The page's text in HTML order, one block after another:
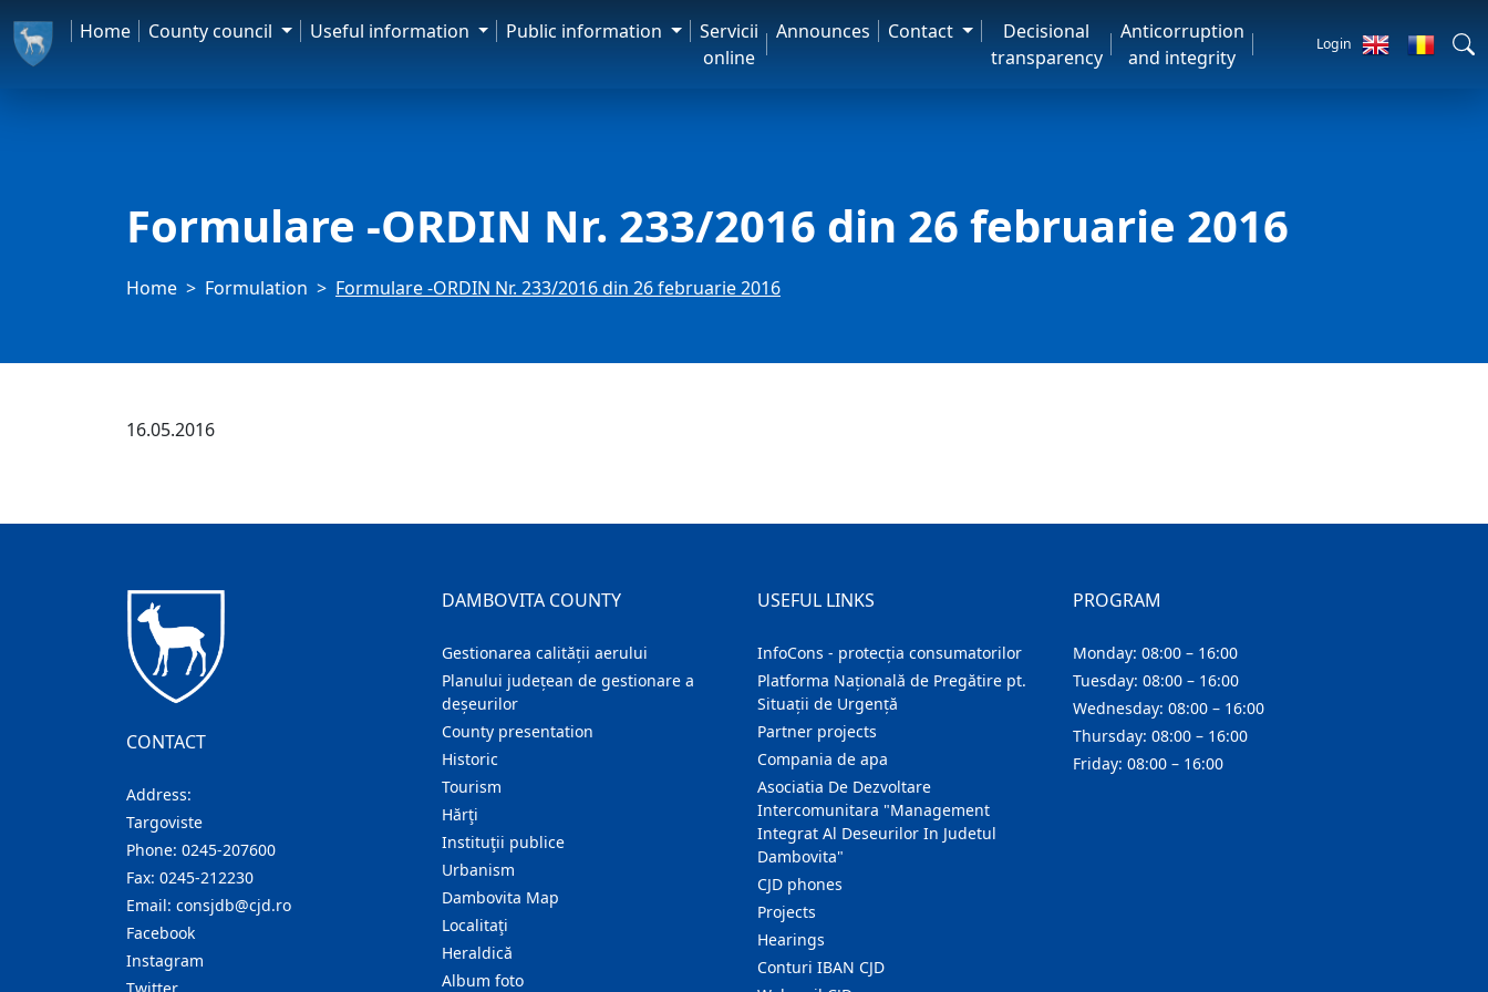
Home County council Useful information Public information
Servicii
online
Announces Contact
Decisional
transparency
Anticorruption
and integrity
Login
Formulare -ORDIN Nr. 233/2016 din 26 februarie 2016
Home Formulation Formulare -ORDIN Nr. 233/2016 din 26 februarie 2016
16.05.2016
CONTACT
Address:
Targoviste
Phone: 0245-207600
Fax: 0245-212230
Email: consjdb@cjd.ro
Facebook
Instagram
DAMBOVITA COUNTY
Gestionarea calității aerului
Planului județean de gestionare a
deșeurilor
County presentation
Historic
Tourism
Hărţi
Instituţii publice
Urbanism
Dambovita Map
Localitaţi
Heraldică
Album foto
USEFUL LINKS
InfoCons - protecția consumatorilor
Platforma Națională de Pregătire pt.
Situații de Urgență
Partner projects
Compania de apa
Asociatia De Dezvoltare
Intercomunitara "Management
Integrat Al Deseurilor In Judetul
Dambovita"
CJD phones
Projects
Hearings
Conturi IBAN CJD
PROGRAM
Monday: 08:00 – 16:00
Tuesday: 08:00 – 16:00
Wednesday: 08:00 – 16:00
Thursday: 08:00 – 16:00
Friday: 08:00 – 16:00